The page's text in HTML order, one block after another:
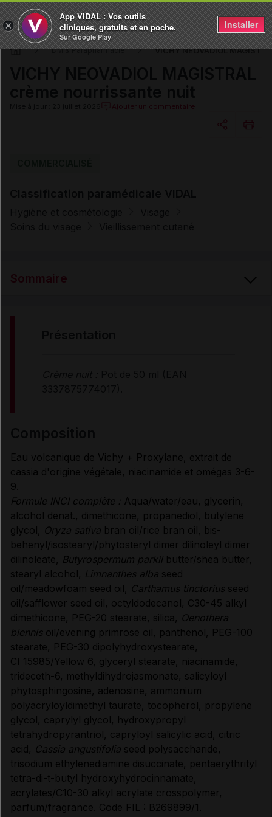
DM & Parapharmacie VICHY NEOVADIOL
Ajouter un commentaire
Sommaire
Données administratives
Eau volcanique de Vichy + Proxylane, extrait de
cassia d'origine végétale, niacinamide et omégas 3-6-
9.
Formule INCI complète : Aqua/water/eau, glycerin,
alcohol denat., dimethicone, propanediol, butylene
glycol, Oryza sativa bran oil/rice bran oil, bis-
behenyl/isostearyl/phytosteryl dimer dilinoleyl dimer
dilinoleate, Butyrospermum parkii butter/shea butter,
stearyl alcohol, Limnanthes alba seed
oil/meadowfoam seed oil, Carthamus tinctoriusseed
oil/safflower seed oil, octyldodecanol, C30-45 alkyl
dimethicone, PEG-20 stearate, silica, Oenothera
biennisoil/evening primrose oil, panthenol, PEG-100
stearate, PEG-30 dipolyhydroxystearate,
CI 15985/Yellow 6, glyceryl stearate, niacinamide,
trideceth-6, methyldihydrojasmonate, salicyloyl
phytosphingosine, adenosine, ammonium
polyacryloyldimethyl taurate, tocopherol, propylene
glycol, caprylyl glycol, hydroxypropyl
tetrahydropyrantriol, capryloyl salicylic acid, citric
acid, Cassia angustifolia seed polysaccharide,
trisodium ethylenediamine disuccinate, pentaerythrityl
tetra-di-t-butyl hydroxyhydrocinnamate,
acrylates/C10-30 alkyl acrylate crosspolymer,
parfum/fragrance. Code FIL : B269899/1.
×
App VIDAL : Vos outils
cliniques, gratuits et en poche.
Sur Google Play
Installer